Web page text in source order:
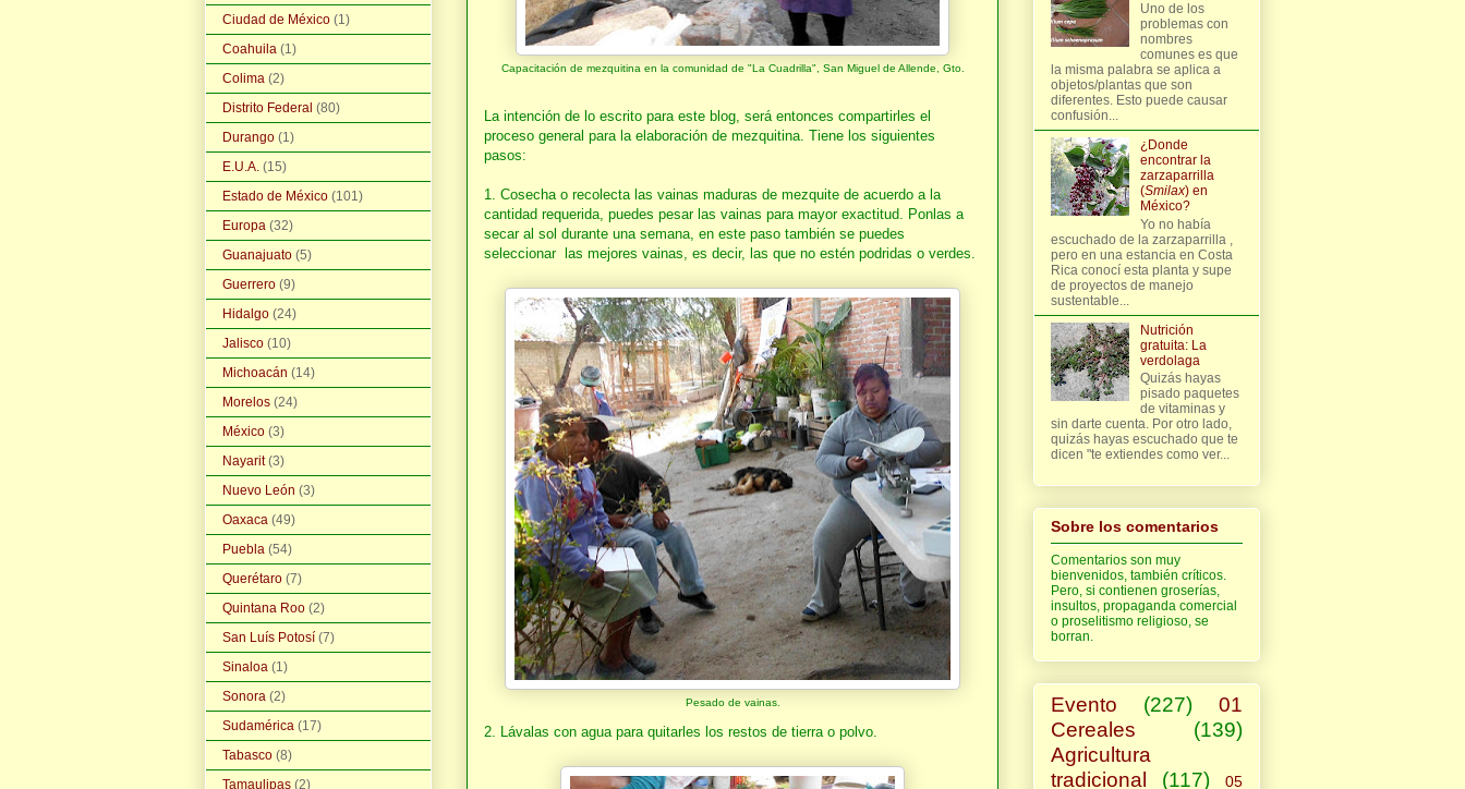
Capacitación de mezquitina en la comunidad de "La Cuadrilla", San Miguel de Allende, Gto.
La intención de lo escrito para este blog, será entonces compartirles el
proceso general para la elaboración de mezquitina. Tiene los siguientes
pasos:
1. Cosecha o recolecta las vainas maduras de mezquite de acuerdo a la
cantidad requerida, puedes pesar las vainas para mayor exactitud. Ponlas a
secar al sol durante una semana, en este paso también se puedes
seleccionar las mejores vainas, es decir, las que no estén podridas o verdes.
Pesado de vainas.
2. Lávalas con agua para quitarles los restos de tierra o polvo.
Ciudad de México (1)
Coahuila (1)
Colima (2)
Distrito Federal (80)
Durango (1)
E.U.A. (15)
Estado de México (101)
Europa (32)
Guanajuato (5)
Guerrero (9)
Hidalgo (24)
Jalisco (10)
Michoacán (14)
Morelos (24)
México (3)
Nayarit (3)
Nuevo León (3)
Oaxaca (49)
Puebla (54)
Querétaro (7)
Quintana Roo (2)
San Luís Potosí (7)
Sinaloa (1)
Sonora (2)
Sudamérica (17)
Tabasco (8)
Tamaulipas (2)
Uno de los
problemas con
nombres
comunes es que
la misma palabra se aplica a
objetos/plantas que son
diferentes. Esto puede causar
confusión...
¿Donde
encontrar la
zarzaparrilla
(Smilax) en
México?
Yo no había
escuchado de la zarzaparrilla ,
pero en una estancia en Costa
Rica conocí esta planta y supe
de proyectos de manejo
sustentable...
Nutrición
gratuita: La
verdolaga
Quizás hayas
pisado paquetes
de vitaminas y
sin darte cuenta. Por otro lado,
quizás hayas escuchado que te
dicen "te extiendes como ver...
Sobre los comentarios
Comentarios son muy
bienvenidos, también críticos.
Pero, si contienen groserías,
insultos, propaganda comercial
o proselitismo religioso, se
borran.
Evento (227)
01
Cereales
(139)
Agricultura
tradicional
(117) 05